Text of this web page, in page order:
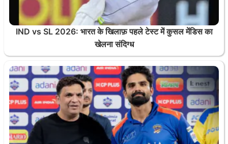
IND vs SL 2026: भारत के खिलाफ़ पहले टेस्ट में कुसल मेंडिस का
खेलना संदिग्ध